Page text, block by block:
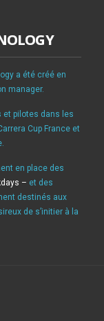
a été créé en
manager.
et pilotes dans les
Cup France et
en place des
– et des
destinés aux
de s’initier à la